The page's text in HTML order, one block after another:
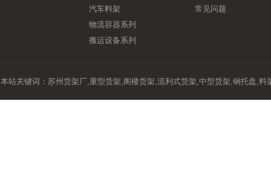
汽车料架
物流容器系列
搬运设备系列
常见问题
本站关键词： 苏州货架厂,重型货架,阁楼货架,流利式货架,中型货架,钢托盘,料